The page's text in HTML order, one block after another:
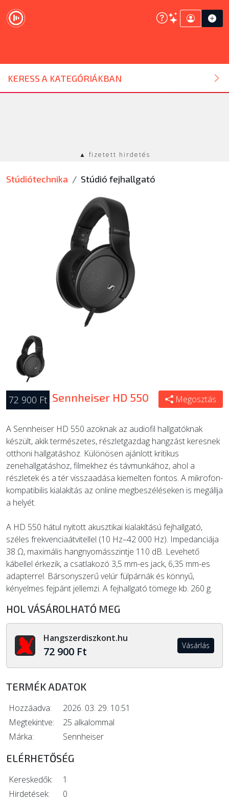
KERESS A KATEGÓRIÁKBAN
DJ ESZKÖZ
HANGTECHNIKA
▲ fizetett hirdetés
Stúdiótechnika Stúdió fejhallgató
72 900 Ft Sennheiser HD 550 Megosztás
A Sennheiser HD 550 azoknak az audiofil hallgatóknak
készült, akik természetes, részletgazdag hangzást keresnek
otthoni hallgatáshoz. Különösen ajánlott kritikus
zenehallgatáshoz, filmekhez és távmunkához, ahol a
részletek és a tér visszaadása kiemelten fontos. A mikrofon-
kompatibilis kialakítás az online megbeszéléseken is megállja
a helyét.
A HD 550 hátul nyitott akusztikai kialakítású fejhallgató,
széles frekvenciaátvitellel (10 Hz–42 000 Hz). Impedanciája
38 Ω, maximális hangnyomásszintje 110 dB. Levehető
kábellel érkezik, a csatlakozó 3,5 mm-es jack, 6,35 mm-es
adapterrel. Bársonyszerű velúr fülpárnák és könnyű,
kényelmes fejpánt jellemzi. A fejhallgató tömege kb. 260 g.
HOL VÁSÁROLHATÓ MEG
Hangszerdiszkont.hu
72 900 Ft Vásárlás
TERMÉK ADATOK
Hozzáadva:
2026. 03. 29. 10:51
Megtekintve:
25 alkalommal
Márka:
Sennheiser
ELÉRHETŐSÉG
Kereskedők:
1
Hirdetések:
0